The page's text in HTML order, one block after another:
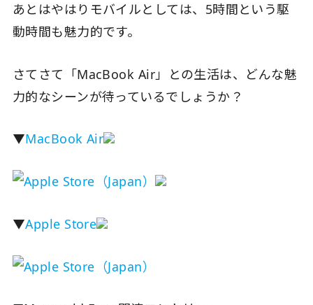
あとはやはりモバイルとしては、5時間という駆
動時間も魅力的です。
さてさて「MacBook Air」との生活は、どんな魅
力的なシーンが待っているでしょうか？
▼MacBook Air
▼Apple Store